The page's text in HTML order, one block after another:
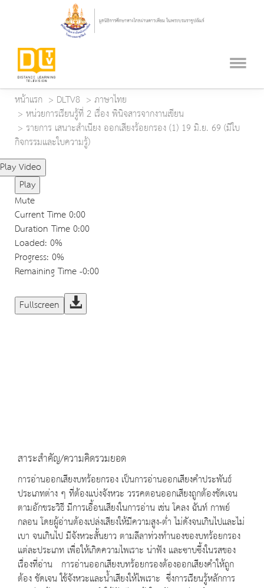
หน้าแรก DLTV8
ภาษาไทย
หน่วยการเรียนรู้ที่ 2 เรื่อง พินิจสารจากงานเขียน
รายการ เสนาะสำเนียง ออกเสียงร้อยกรอง (1) 19 มิ.ย. 69 (มีใบ
กิจกรรมและใบความรู้)
Play Video
Play
Mute
Current Time0:00
Duration Time0:00
Loaded: 0%
Progress: 0%
Remaining Time-0:00
Fullscreen
สาระสำคัญ/ความคิดรวมยอด
การอ่านออกเสียงบทร้อยกรอง เป็นการอ่านออกเสียงคำประพันธ์
ประเภทต่าง ๆ ที่ต้องแบ่งจังหวะ วรรคตอนออกเสียงถูกต้องชัดเจน
ตามอักขระวิธี มีการเอื้อนเสียงในการอ่าน เช่น โคลง ฉันท์ กาพย์
กลอน โดยผู้อ่านต้องเปล่งเสียงให้มีความสูง-ต่ำ ไม่ดังจนเกินไปและไม่
เบา จนเกินไป มีจังหวะสั้นยาว ตามลีลาท่วงทำนองของบทร้อยกรอง
แต่ละประเภท เพื่อให้เกิดความไพเราะ น่าฟัง และซาบซึ้งในรสของ
เรื่องที่อ่าน การอ่านออกเสียงบทร้อยกรองต้องออกเสียงคำให้ถูก
ต้อง ชัดเจน ใช้จังหวะและน้ำเสียงให้ไพเราะ ซึ่งการเรียนรู้หลักการ